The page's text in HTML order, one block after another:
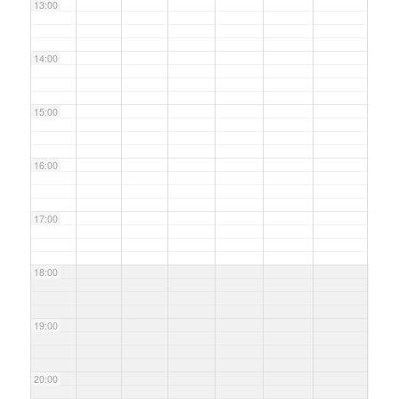
13:00
14:00
15:00
16:00
17:00
18:00
19:00
20:00